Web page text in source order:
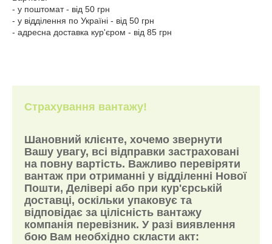
- у поштомат - від 50 грн
- у відділення по Україні - від 50 грн
- адресна доставка кур'єром - від 85 грн
Страхування вантажу!
Шановний клієнте, хочемо звернути
Вашу увагу, всі відправки застраховані
на повну вартість. Важливо перевіряти
вантаж при отриманні у відділенні Нової
Пошти, Делівері або при кур'єрській
доставці, оскільки упаковує та
відповідає за цілісність вантажу
компанія перевізник. У разі виявлення
бою Вам необхідно скласти акт: